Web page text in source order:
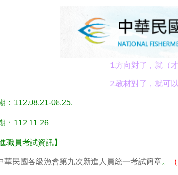
1.方向對了，就（
2.教材對了，就可
：112.08.21-08.25.
：112.11.26.
職員考試資訊】
華民國各級漁會第九次新進人員統一考試簡章。